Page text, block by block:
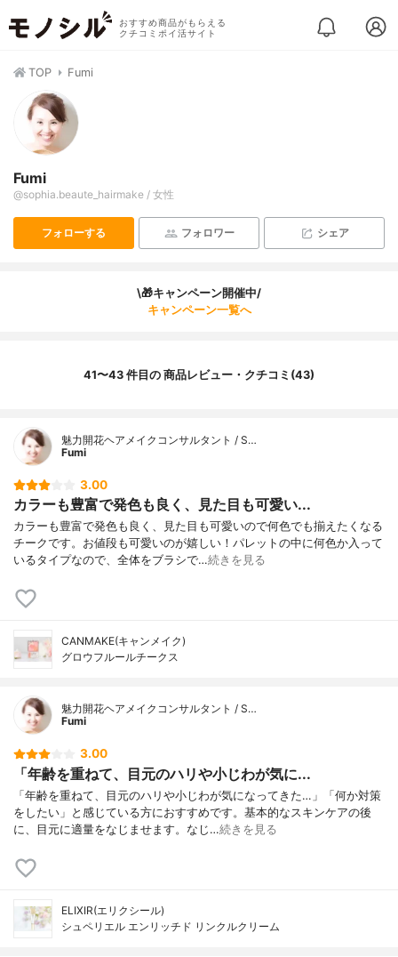
おすすめ商品がもらえる
クチコミポイ活サイト
TOP Fumi
Fumi
@sophia.beaute_hairmake / 女性
フォローする フォロワー シェア
\🎁キャンペーン開催中/
キャンペーン一覧へ
41〜43 件目の 商品レビュー・クチコミ(43)
魅力開花ヘアメイクコンサルタント / S…
Fumi
3.00
カラーも豊富で発色も良く、見た目も可愛い...
カラーも豊富で発色も良く、見た目も可愛いので何色でも揃えたくなる
チークです。お値段も可愛いのが嬉しい！パレットの中に何色か入って
いるタイプなので、全体をブラシで…続きを見る
CANMAKE(キャンメイク)
グロウフルールチークス
魅力開花ヘアメイクコンサルタント / S…
Fumi
3.00
「年齢を重ねて、目元のハリや小じわが気に...
「年齢を重ねて、目元のハリや小じわが気になってきた…」「何か対策
をしたい」と感じている方におすすめです。基本的なスキンケアの後
に、目元に適量をなじませます。なじ…続きを見る
ELIXIR(エリクシール)
シュペリエル エンリッチド リンクルクリーム